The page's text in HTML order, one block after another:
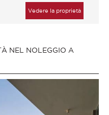
Vedere la proprietà
NEL NOLEGGIO A